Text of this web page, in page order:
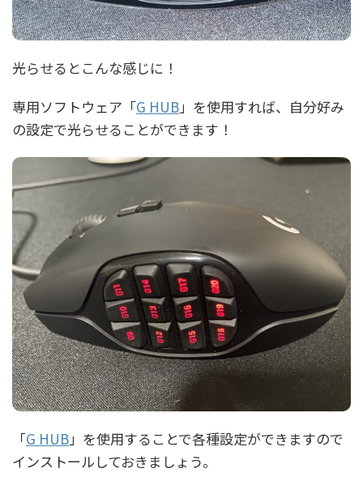
光らせるとこんな感じに！
専用ソフトウェア「G HUB」を使用すれば、自分好み
の設定で光らせることができます！
「G HUB」を使用することで各種設定ができますので
インストールしておきましょう。